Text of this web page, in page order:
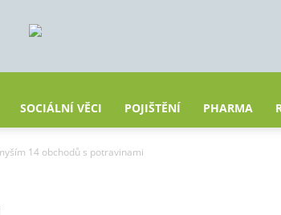
SOCIÁLNÍ VĚCI POJIŠTĚNÍ PHARMA
14 obchodů s potravinami